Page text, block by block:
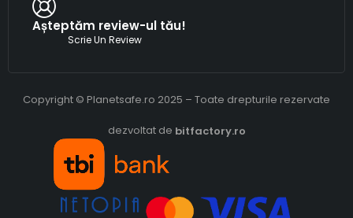
Așteptăm review-ul tău!
Scrie Un Review
Copyright © Planetsafe.ro 2025 – Toate drepturile rezervate
dezvoltat de bitfactory.ro